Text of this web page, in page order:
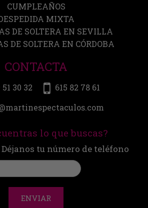
CUMPLEAÑOS
MIXTA
DE SOLTERA EN SEVILLA
DE SOLTERA EN CÓRDOBA
CONTACTA
30 32
615 82 78 61
lo que buscas?
tu número de teléfono
ENVIAR